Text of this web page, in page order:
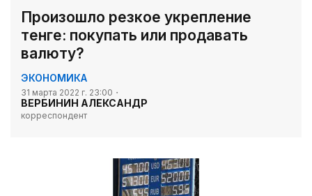
Произошло резкое укрепление
тенге: покупать или продавать
валюту?
ЭКОНОМИКА
31 марта 2022 г. 23:00
ВЕРБИНИН АЛЕКСАНДР
корреспондент